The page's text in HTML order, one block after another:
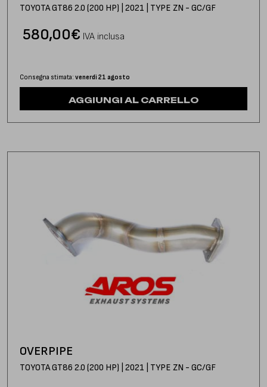
TOYOTA GT86 2.0 (200 HP) | 2021 | TYPE ZN - GC/GF
€
580,00 IVA inclusa
Consegna stimata: venerdì 21 agosto
AGGIUNGI AL CARRELLO
OVERPIPE
TOYOTA GT86 2.0 (200 HP) | 2021 | TYPE ZN - GC/GF